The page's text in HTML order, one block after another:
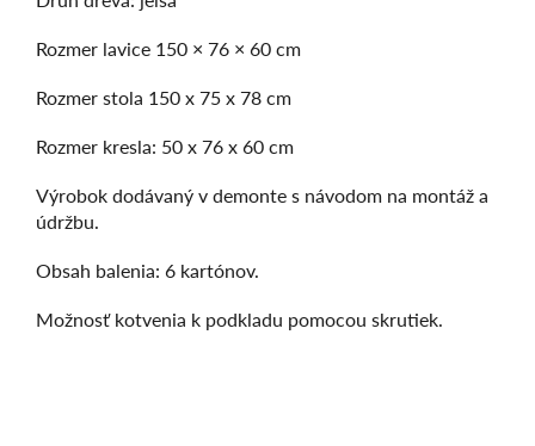
Rozmer lavice 150 × 76 × 60 cm
Rozmer stola 150 x 75 x 78 cm
Rozmer kresla: 50 x 76 x 60 cm
Výrobok dodávaný v demonte s návodom na montáž a
údržbu.
Obsah balenia: 6 kartónov.
Možnosť kotvenia k podkladu pomocou skrutiek.